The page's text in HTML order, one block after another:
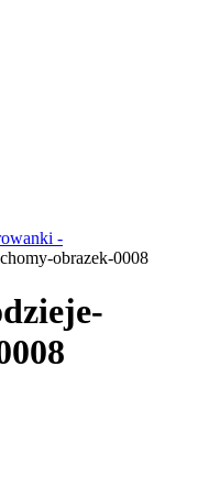
-
obrazek-0008